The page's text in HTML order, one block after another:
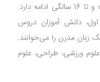
دوره متوسطه در انگلیس از 11 سالگی شروع شده و تا 16 سالگی ادامه دارد.
اول، دانش ‌آموزان دروس
زبان مدرن را می‌خوانند.
ورزشی، طراحی، علوم